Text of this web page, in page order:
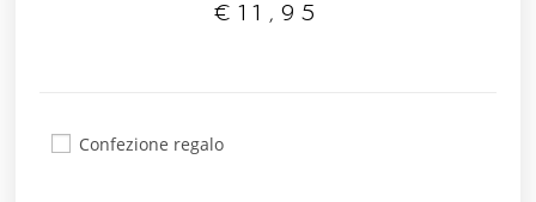
€ 11,95
Confezione regalo